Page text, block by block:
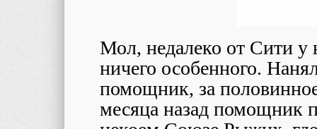
Мол, недалеко от Сити у
ничего особенного.
помощник, за
месяца назад помощник